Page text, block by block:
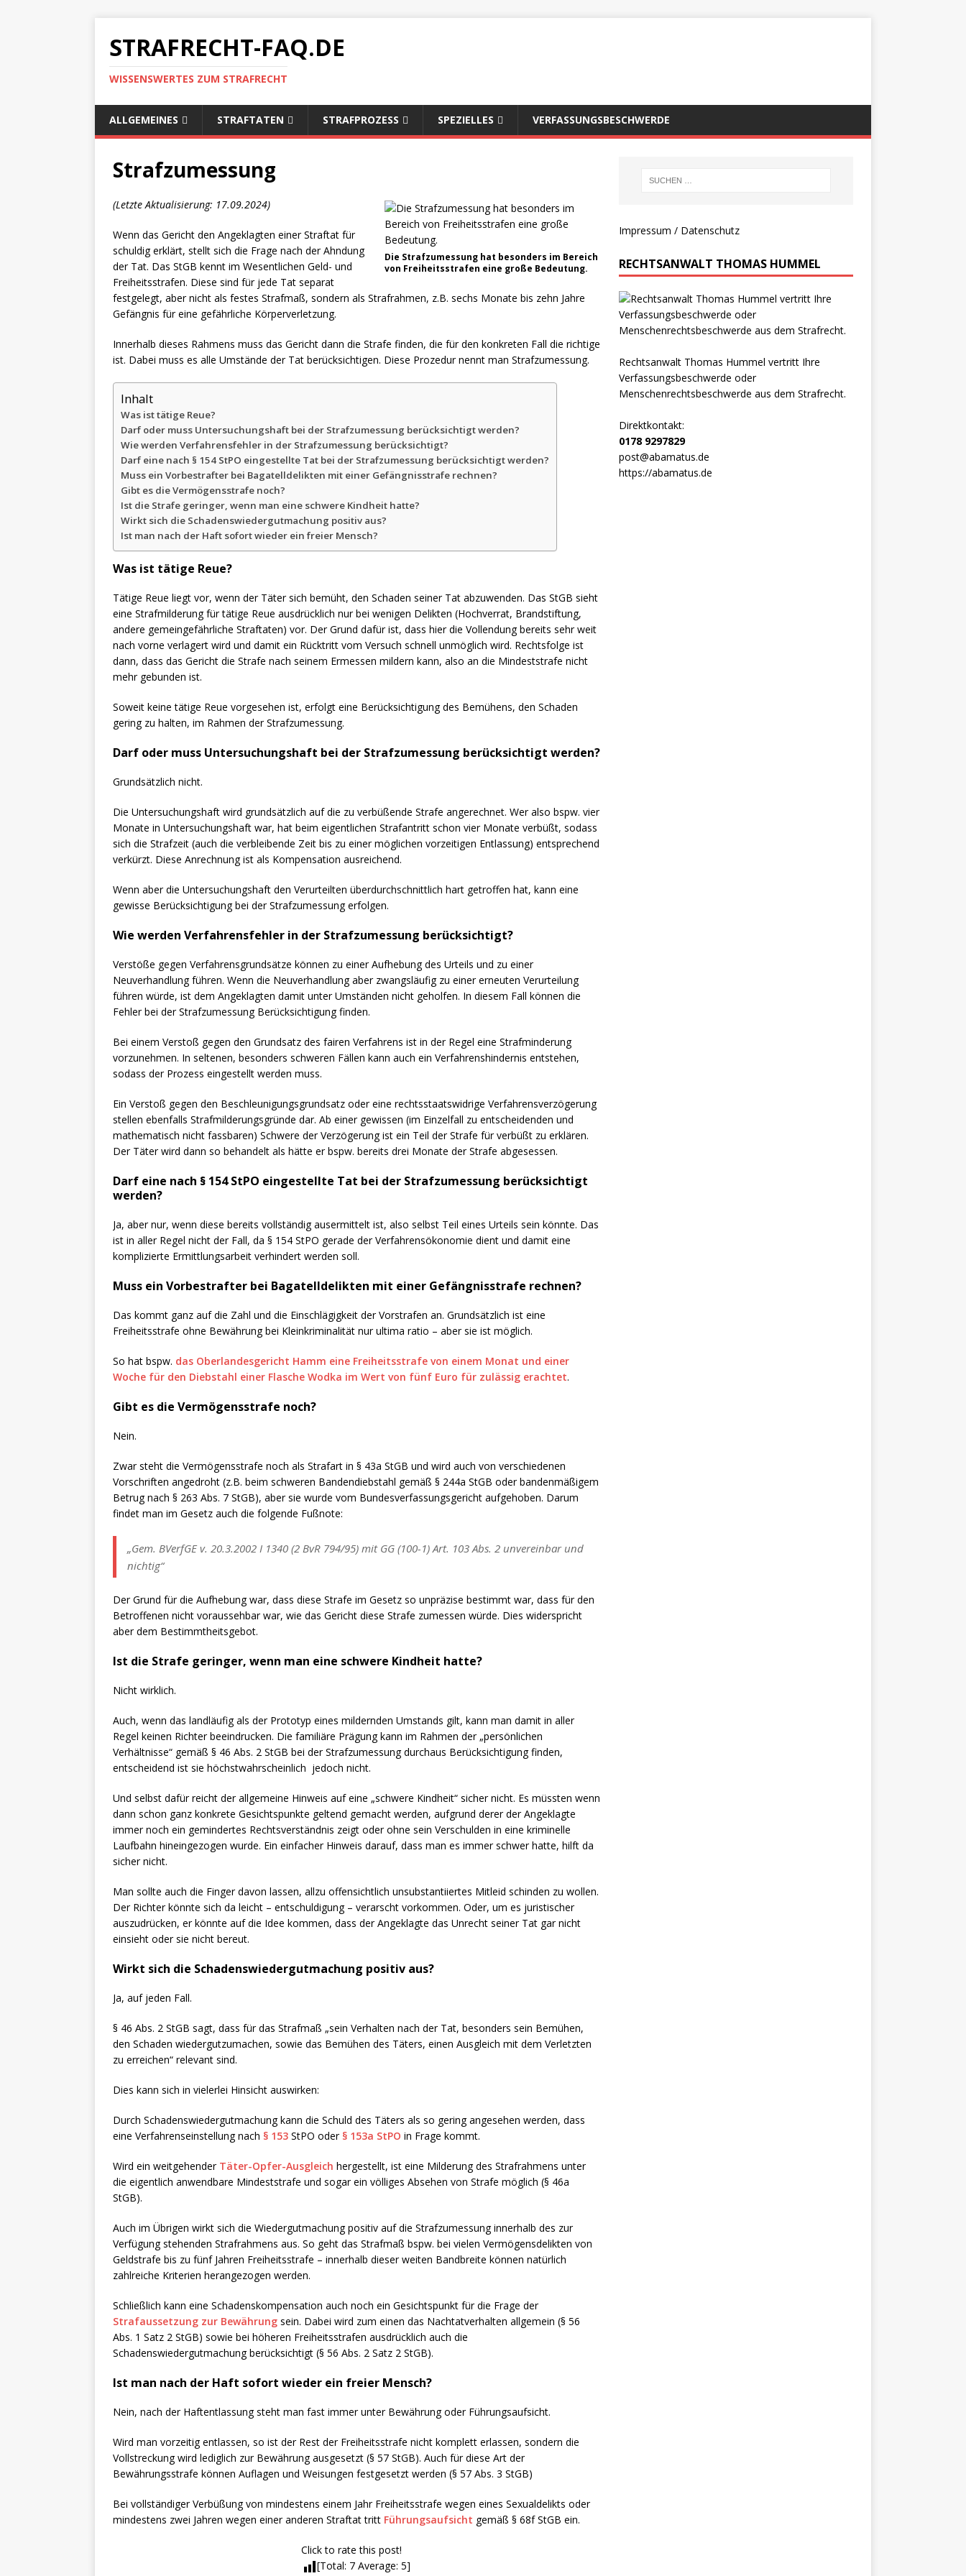
STRAFRECHT-FAQ.DE
WISSENSWERTES ZUM STRAFRECHT
ALLGEMEINES STRAFTATEN STRAFPROZESS SPEZIELLES VERFASSUNGSBESCHWERDE
Strafzumessung
Die Strafzumessung hat besonders im Bereich
von Freiheitsstrafen eine große Bedeutung.
(Letzte Aktualisierung: 17.09.2024)
Wenn das Gericht den Angeklagten einer Straftat für
schuldig erklärt, stellt sich die Frage nach der Ahndung
der Tat. Das StGB kennt im Wesentlichen Geld- und
Freiheitsstrafen. Diese sind für jede Tat separat
festgelegt, aber nicht als festes Strafmaß, sondern als Strafrahmen, z.B. sechs Monate bis zehn Jahre
Gefängnis für eine gefährliche Körperverletzung.
Innerhalb dieses Rahmens muss das Gericht dann die Strafe finden, die für den konkreten Fall die richtige
ist. Dabei muss es alle Umstände der Tat berücksichtigen. Diese Prozedur nennt man Strafzumessung.
Inhalt
Was ist tätige Reue?
Darf oder muss Untersuchungshaft bei der Strafzumessung berücksichtigt werden?
Wie werden Verfahrensfehler in der Strafzumessung berücksichtigt?
Darf eine nach § 154 StPO eingestellte Tat bei der Strafzumessung berücksichtigt werden?
Muss ein Vorbestrafter bei Bagatelldelikten mit einer Gefängnisstrafe rechnen?
Gibt es die Vermögensstrafe noch?
Ist die Strafe geringer, wenn man eine schwere Kindheit hatte?
Wirkt sich die Schadenswiedergutmachung positiv aus?
Ist man nach der Haft sofort wieder ein freier Mensch?
Was ist tätige Reue?
Tätige Reue liegt vor, wenn der Täter sich bemüht, den Schaden seiner Tat abzuwenden. Das StGB sieht
eine Strafmilderung für tätige Reue ausdrücklich nur bei wenigen Delikten (Hochverrat, Brandstiftung,
andere gemeingefährliche Straftaten) vor. Der Grund dafür ist, dass hier die Vollendung bereits sehr weit
nach vorne verlagert wird und damit ein Rücktritt vom Versuch schnell unmöglich wird. Rechtsfolge ist
dann, dass das Gericht die Strafe nach seinem Ermessen mildern kann, also an die Mindeststrafe nicht
mehr gebunden ist.
Soweit keine tätige Reue vorgesehen ist, erfolgt eine Berücksichtigung des Bemühens, den Schaden
gering zu halten, im Rahmen der Strafzumessung.
Darf oder muss Untersuchungshaft bei der Strafzumessung berücksichtigt werden?
Grundsätzlich nicht.
Die Untersuchungshaft wird grundsätzlich auf die zu verbüßende Strafe angerechnet. Wer also bspw. vier
Monate in Untersuchungshaft war, hat beim eigentlichen Strafantritt schon vier Monate verbüßt, sodass
sich die Strafzeit (auch die verbleibende Zeit bis zu einer möglichen vorzeitigen Entlassung) entsprechend
verkürzt. Diese Anrechnung ist als Kompensation ausreichend.
Wenn aber die Untersuchungshaft den Verurteilten überdurchschnittlich hart getroffen hat, kann eine
gewisse Berücksichtigung bei der Strafzumessung erfolgen.
Wie werden Verfahrensfehler in der Strafzumessung berücksichtigt?
Verstöße gegen Verfahrensgrundsätze können zu einer Aufhebung des Urteils und zu einer
Neuverhandlung führen. Wenn die Neuverhandlung aber zwangsläufig zu einer erneuten Verurteilung
führen würde, ist dem Angeklagten damit unter Umständen nicht geholfen. In diesem Fall können die
Fehler bei der Strafzumessung Berücksichtigung finden.
Bei einem Verstoß gegen den Grundsatz des fairen Verfahrens ist in der Regel eine Strafminderung
vorzunehmen. In seltenen, besonders schweren Fällen kann auch ein Verfahrenshindernis entstehen,
sodass der Prozess eingestellt werden muss.
Ein Verstoß gegen den Beschleunigungsgrundsatz oder eine rechtsstaatswidrige Verfahrensverzögerung
stellen ebenfalls Strafmilderungsgründe dar. Ab einer gewissen (im Einzelfall zu entscheidenden und
mathematisch nicht fassbaren) Schwere der Verzögerung ist ein Teil der Strafe für verbüßt zu erklären.
Der Täter wird dann so behandelt als hätte er bspw. bereits drei Monate der Strafe abgesessen.
Darf eine nach § 154 StPO eingestellte Tat bei der Strafzumessung berücksichtigt
werden?
Ja, aber nur, wenn diese bereits vollständig ausermittelt ist, also selbst Teil eines Urteils sein könnte. Das
ist in aller Regel nicht der Fall, da § 154 StPO gerade der Verfahrensökonomie dient und damit eine
komplizierte Ermittlungsarbeit verhindert werden soll.
Muss ein Vorbestrafter bei Bagatelldelikten mit einer Gefängnisstrafe rechnen?
Das kommt ganz auf die Zahl und die Einschlägigkeit der Vorstrafen an. Grundsätzlich ist eine
Freiheitsstrafe ohne Bewährung bei Kleinkriminalität nur ultima ratio – aber sie ist möglich.
So hat bspw. das Oberlandesgericht Hamm eine Freiheitsstrafe von einem Monat und einer
Woche für den Diebstahl einer Flasche Wodka im Wert von fünf Euro für zulässig erachtet.
Gibt es die Vermögensstrafe noch?
Nein.
Zwar steht die Vermögensstrafe noch als Strafart in § 43a StGB und wird auch von verschiedenen
Vorschriften angedroht (z.B. beim schweren Bandendiebstahl gemäß § 244a StGB oder bandenmäßigem
Betrug nach § 263 Abs. 7 StGB), aber sie wurde vom Bundesverfassungsgericht aufgehoben. Darum
findet man im Gesetz auch die folgende Fußnote:
„Gem. BVerfGE v. 20.3.2002 I 1340 (2 BvR 794/95) mit GG (100-1) Art. 103 Abs. 2 unvereinbar und
nichtig“
Der Grund für die Aufhebung war, dass diese Strafe im Gesetz so unpräzise bestimmt war, dass für den
Betroffenen nicht voraussehbar war, wie das Gericht diese Strafe zumessen würde. Dies widerspricht
aber dem Bestimmtheitsgebot.
Ist die Strafe geringer, wenn man eine schwere Kindheit hatte?
Nicht wirklich.
Auch, wenn das landläufig als der Prototyp eines mildernden Umstands gilt, kann man damit in aller
Regel keinen Richter beeindrucken. Die familiäre Prägung kann im Rahmen der „persönlichen
Verhältnisse“ gemäß § 46 Abs. 2 StGB bei der Strafzumessung durchaus Berücksichtigung finden,
entscheidend ist sie höchstwahrscheinlich jedoch nicht.
Und selbst dafür reicht der allgemeine Hinweis auf eine „schwere Kindheit“ sicher nicht. Es müssten wenn
dann schon ganz konkrete Gesichtspunkte geltend gemacht werden, aufgrund derer der Angeklagte
immer noch ein gemindertes Rechtsverständnis zeigt oder ohne sein Verschulden in eine kriminelle
Laufbahn hineingezogen wurde. Ein einfacher Hinweis darauf, dass man es immer schwer hatte, hilft da
sicher nicht.
Man sollte auch die Finger davon lassen, allzu offensichtlich unsubstantiiertes Mitleid schinden zu wollen.
Der Richter könnte sich da leicht – entschuldigung – verarscht vorkommen. Oder, um es juristischer
auszudrücken, er könnte auf die Idee kommen, dass der Angeklagte das Unrecht seiner Tat gar nicht
einsieht oder sie nicht bereut.
Wirkt sich die Schadenswiedergutmachung positiv aus?
Ja, auf jeden Fall.
§ 46 Abs. 2 StGB sagt, dass für das Strafmaß „sein Verhalten nach der Tat, besonders sein Bemühen,
den Schaden wiedergutzumachen, sowie das Bemühen des Täters, einen Ausgleich mit dem Verletzten
zu erreichen“ relevant sind.
Dies kann sich in vielerlei Hinsicht auswirken:
Durch Schadenswiedergutmachung kann die Schuld des Täters als so gering angesehen werden, dass
eine Verfahrenseinstellung nach § 153 StPO oder § 153a StPO in Frage kommt.
Wird ein weitgehender Täter-Opfer-Ausgleich hergestellt, ist eine Milderung des Strafrahmens unter
die eigentlich anwendbare Mindeststrafe und sogar ein völliges Absehen von Strafe möglich (§ 46a
StGB).
Auch im Übrigen wirkt sich die Wiedergutmachung positiv auf die Strafzumessung innerhalb des zur
Verfügung stehenden Strafrahmens aus. So geht das Strafmaß bspw. bei vielen Vermögensdelikten von
Geldstrafe bis zu fünf Jahren Freiheitsstrafe – innerhalb dieser weiten Bandbreite können natürlich
zahlreiche Kriterien herangezogen werden.
Schließlich kann eine Schadenskompensation auch noch ein Gesichtspunkt für die Frage der
Strafaussetzung zur Bewährung sein. Dabei wird zum einen das Nachtatverhalten allgemein (§ 56
Abs. 1 Satz 2 StGB) sowie bei höheren Freiheitsstrafen ausdrücklich auch die
Schadenswiedergutmachung berücksichtigt (§ 56 Abs. 2 Satz 2 StGB).
Ist man nach der Haft sofort wieder ein freier Mensch?
Nein, nach der Haftentlassung steht man fast immer unter Bewährung oder Führungsaufsicht.
Wird man vorzeitig entlassen, so ist der Rest der Freiheitsstrafe nicht komplett erlassen, sondern die
Vollstreckung wird lediglich zur Bewährung ausgesetzt (§ 57 StGB). Auch für diese Art der
Bewährungsstrafe können Auflagen und Weisungen festgesetzt werden (§ 57 Abs. 3 StGB)
Bei vollständiger Verbüßung von mindestens einem Jahr Freiheitsstrafe wegen eines Sexualdelikts oder
mindestens zwei Jahren wegen einer anderen Straftat tritt Führungsaufsicht gemäß § 68f StGB ein.
Click to rate this post!
[Total: 7 Average: 5]
Impressum / Datenschutz
RECHTSANWALT THOMAS HUMMEL
Rechtsanwalt Thomas Hummel vertritt Ihre
Verfassungsbeschwerde oder
Menschenrechtsbeschwerde aus dem Strafrecht.
Direktkontakt:
0178 9297829
post@abamatus.de
https://abamatus.de